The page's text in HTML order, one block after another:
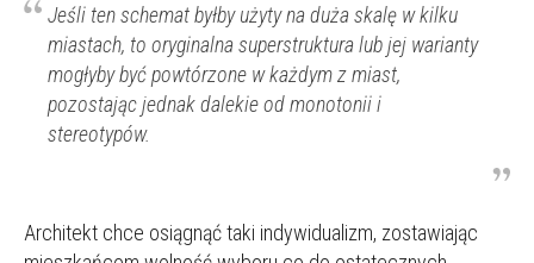
Jeśli ten schemat byłby użyty na duża skalę w kilku
miastach, to oryginalna superstruktura lub jej warianty
mogłyby być powtórzone w każdym z miast,
pozostając jednak dalekie od monotonii i
stereotypów.
Architekt chce osiągnąć taki indywidualizm, zostawiając